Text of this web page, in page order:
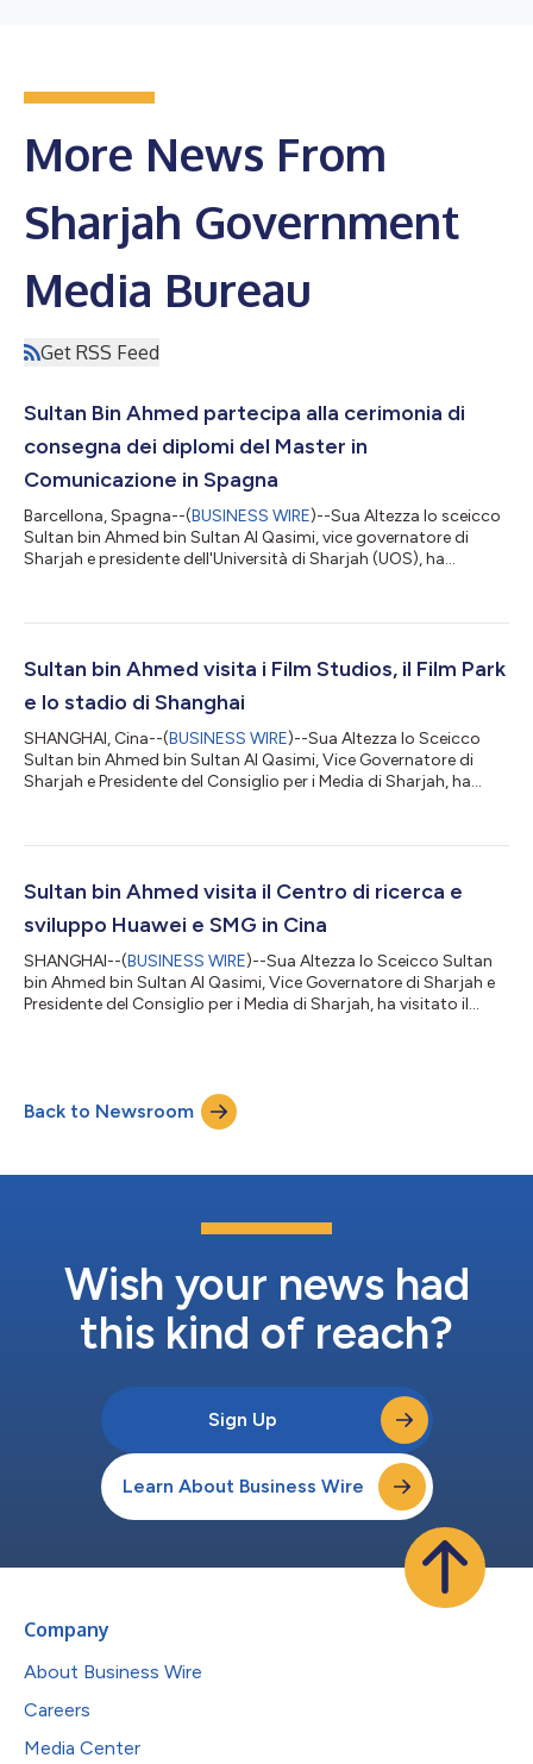
More News From
Sharjah Government
Media Bureau
Get RSS Feed
Sultan Bin Ahmed partecipa alla cerimonia di
consegna dei diplomi del Master in
Comunicazione in Spagna
Barcellona, Spagna--(BUSINESS WIRE)--Sua Altezza lo sceicco
Sultan bin Ahmed bin Sultan Al Qasimi, vice governatore di
Sharjah e presidente dell'Università di Sharjah (UOS), ha
programma di Master of Science in Science in Media
media e innovazione digitale), il primo corso di questo genere
Sultan bin Ahmed visita i Film Studios, il Film Park
e lo stadio di Shanghai
SHANGHAI, Cina--(BUSINESS WIRE)--Sua Altezza lo Sceicco
Sultan bin Ahmed bin Sultan Al Qasimi, Vice Governatore di
Sharjah e Presidente del Consiglio per i Media di Sharjah, ha
città cinese di Shidon, nell'area metropolitana di Shanghai. Ha
Shanghai, che comprendono quattro studi professionali di
Sultan bin Ahmed visita il Centro di ricerca e
sviluppo Huawei e SMG in Cina
SHANGHAI--(BUSINESS WIRE)--Sua Altezza lo Sceicco Sultan
bin Ahmed bin Sultan Al Qasimi, Vice Governatore di Sharjah e
Presidente del Consiglio per i Media di Sharjah, ha visitato il
di metri quadrati e comprende oltre 100 edifici e laboratori, con
oltre 30.000 dipendenti. Ha osservato il piano generale del
Back to Newsroom
Wish your news had
this kind of reach?
Sign Up
Learn About Business Wire
Company
About Business Wire
Careers
Media Center